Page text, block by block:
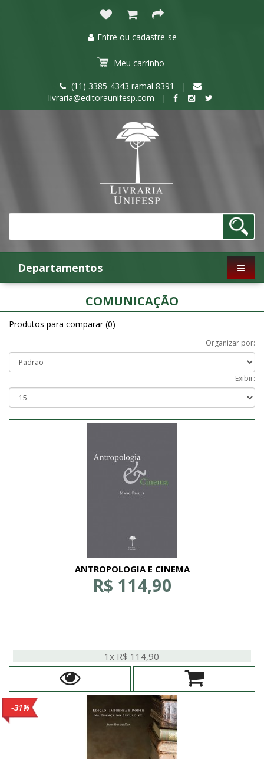
Entre ou cadastre-se
Meu carrinho
(11) 3385-4343 ramal 8391 |
livraria@editoraunifesp.com |
Departamentos
COMUNICAÇÃO
Produtos para comparar (0)
Organizar por:
Exibir:
ANTROPOLOGIA E CINEMA
R$ 114,90
1x R$ 114,90
-31%